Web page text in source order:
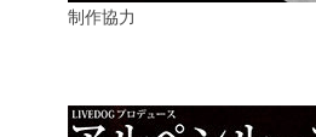
制作協力